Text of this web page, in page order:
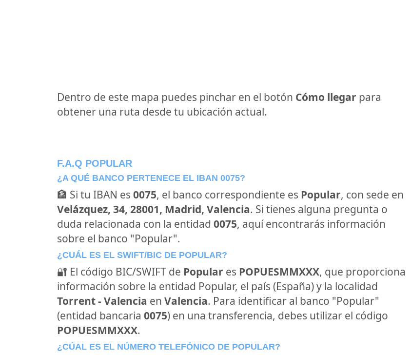
Dentro de este mapa puedes pinchar en el botón Cómo llegar para
obtener una ruta desde tu ubicación actual.
F.A.Q POPULAR
¿A QUÉ BANCO PERTENECE EL IBAN 0075?
🏦 Si tu IBAN es 0075, el banco correspondiente es Popular, con sede en
Velázquez, 34, 28001, Madrid, Valencia. Si tienes alguna pregunta o
duda relacionada con la entidad 0075, aquí encontrarás información
sobre el banco "Popular".
¿CUÁL ES EL SWIFT/BIC DE POPULAR?
🔐 El código BIC/SWIFT de Popular es POPUESMMXXX, que proporciona
información sobre la entidad Popular, el país (España) y la localidad
Torrent - Valencia en Valencia. Para identificar al banco "Popular"
(entidad bancaria 0075) en una transferencia, debes utilizar el código
POPUESMMXXX.
¿CÚAL ES EL NÚMERO TELEFÓNICO DE POPULAR?